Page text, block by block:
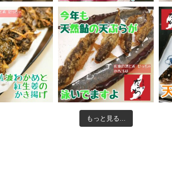
もっと見る...